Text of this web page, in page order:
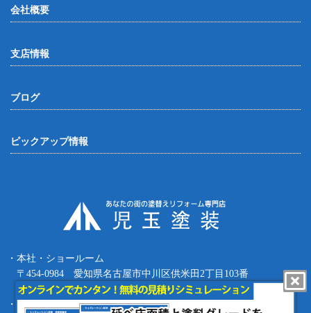
会社概要
支店情報
ブログ
ピックアップ情報
・本社・ショールーム
〒454-0984 愛知県名古屋市中川区供米田2丁目103番
Tel.052-387-8427 Fax.052-387-8497
・四日市支店 〒512-0911 三重県四日市市生桑町270-36